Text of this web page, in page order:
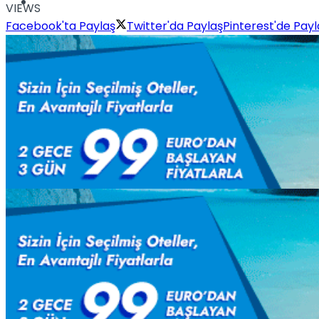
Spor
Podcast
VIEWS
Facebook'ta Paylaş
Twitter'da PaylaşPinterest'de